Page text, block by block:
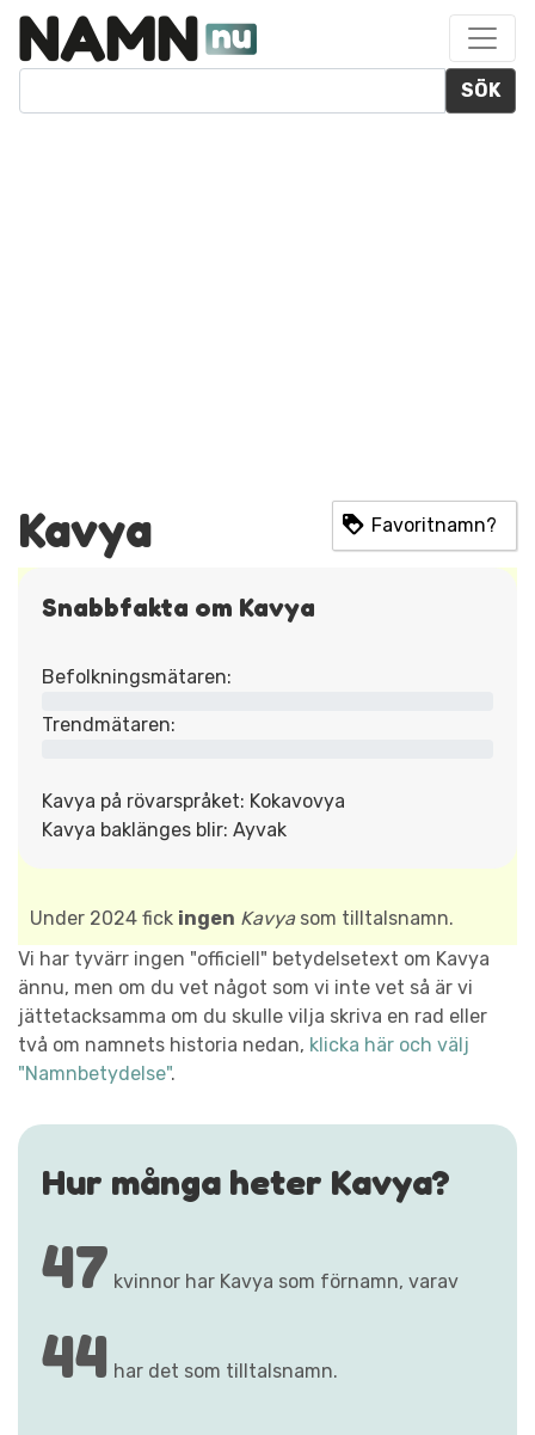
SÖK
Kavya Favoritnamn?
Snabbfakta om Kavya
Befolkningsmätaren:
Trendmätaren:
Kavya på rövarspråket: Kokavovya
Kavya baklänges blir: Ayvak
Under 2024 fick ingen Kavyasom tilltalsnamn.
Vi har tyvärr ingen "officiell" betydelsetext om Kavya
ännu, men om du vet något som vi inte vet så är vi
jättetacksamma om du skulle vilja skriva en rad eller
två om namnets historia nedan, klicka här och välj
"Namnbetydelse".
Hur många heter Kavya?
47 kvinnor har Kavya som förnamn, varav
44 har det som tilltalsnamn.